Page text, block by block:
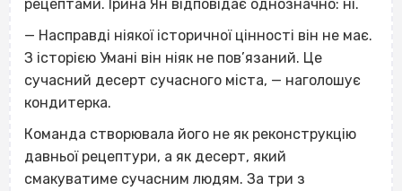
рецептами. Ірина Ян відповідає однозначно: ні.
— Насправді ніякої історичної цінності він не має.
З історією Умані він ніяк не пов’язаний. Це
сучасний десерт сучасного міста, — наголошує
кондитерка.
Команда створювала його не як реконструкцію
давньої рецептури, а як десерт, який
смакуватиме сучасним людям. За три з